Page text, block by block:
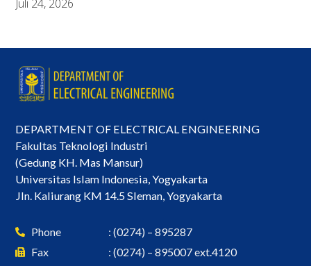
Juli 24, 2026
DEPARTMENT OF ELECTRICAL ENGINEERING
Fakultas Teknologi Industri
(Gedung KH. Mas Mansur)
Universitas Islam Indonesia, Yogyakarta
Jln. Kaliurang KM 14.5 Sleman, Yogyakarta
Phone
Fax
: (0274) – 895287
: (0274) – 895007 ext.4120